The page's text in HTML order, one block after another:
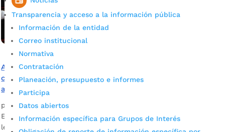
Transparencia y acceso a la información pública
Información de la entidad
Correo institucional
Normativa
Contratación
Planeación, presupuesto e informes
Participa
Datos abiertos
Información específica para Grupos de Interés
Alcaldía escuchó y estableció compromisos con
comunidades que registran problemáticas de acceso a
agua potable
por Alcaldía de Bucaramanga
Es de anotar que varios de estos territorios no están
legalizados o no cuentan con el cumplimiento de los